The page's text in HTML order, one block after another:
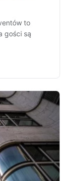
to
gości są